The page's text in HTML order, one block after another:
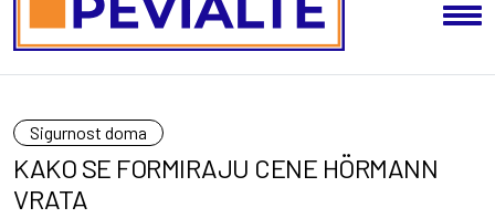
Sigurnost doma
KAKO SE FORMIRAJU CENE HÖRMANN
VRATA